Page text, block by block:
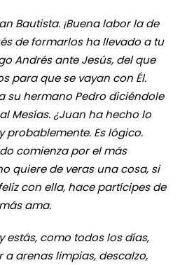
Bautista. ¡Buena labor la de
de formarlos ha llevado a tu
Andrés ante Jesús, del que
para que se vayan con Él.
su hermano Pedro diciéndole
Mesías. ¿Juan ha hecho lo
probablemente. Es lógico.
comienza por el más
quiere de veras una cosa, si
con ella, hace partícipes de
ama.
estás, como todos los días,
arenas limpias, descalzo,